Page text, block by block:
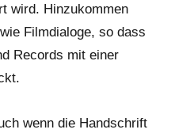
wird. Hinzukommen
Filmdialoge, so dass
Records mit einer
wenn die Handschrift